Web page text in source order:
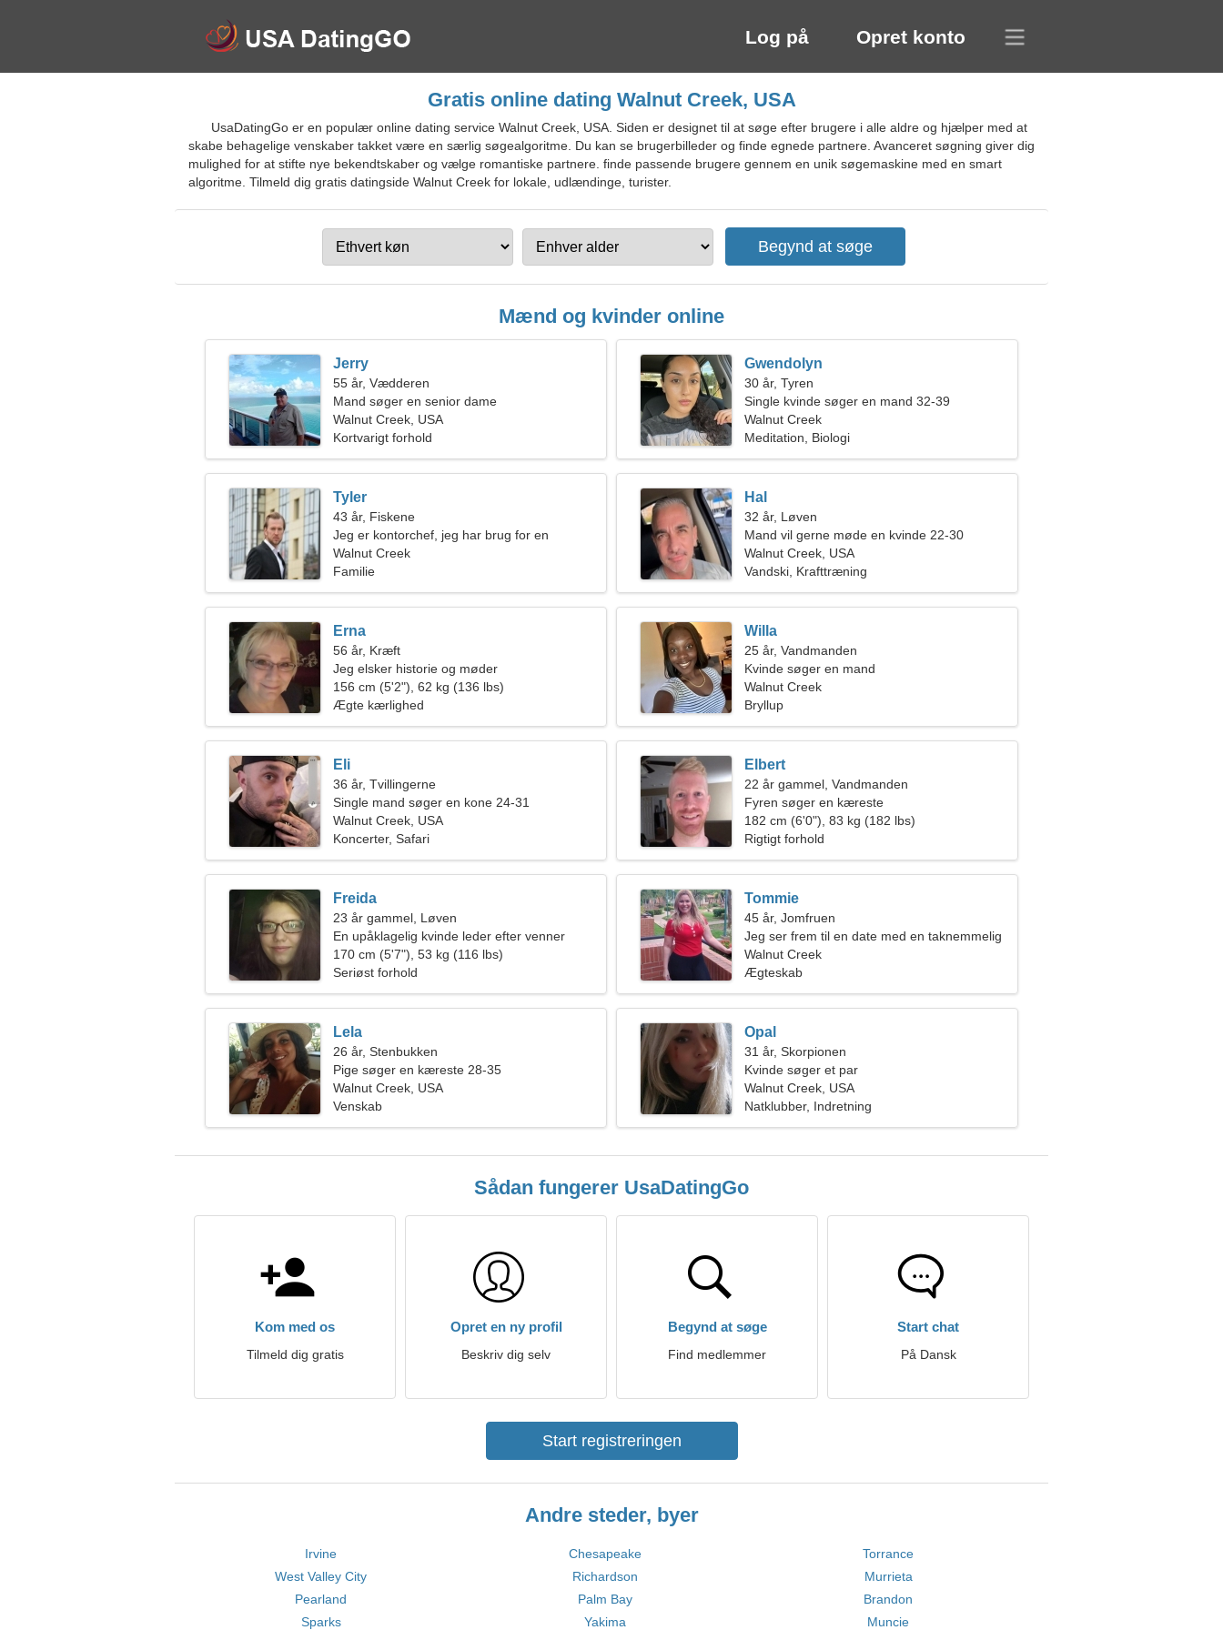
Log på Opret konto
Gratis online dating Walnut Creek, USA
UsaDatingGo er en populær online dating service Walnut Creek, USA. Siden er designet til at søge efter brugere i alle aldre og hjælper med at
skabe behagelige venskaber takket være en særlig søgealgoritme. Du kan se brugerbilleder og finde egnede partnere. Avanceret søgning giver dig
mulighed for at stifte nye bekendtskaber og vælge romantiske partnere. finde passende brugere gennem en unik søgemaskine med en smart
algoritme. Tilmeld dig gratis datingside Walnut Creek for lokale, udlændinge, turister.
Mænd og kvinder online
Jerry
55 år, Vædderen
Mand søger en senior dame
Walnut Creek, USA
Kortvarigt forhold
Gwendolyn
30 år, Tyren
Single kvinde søger en mand 32-39
Walnut Creek
Meditation, Biologi
Tyler
43 år, Fiskene
Jeg er kontorchef, jeg har brug for en
fantastisk kvinde
Walnut Creek
Familie
Hal
32 år, Løven
Mand vil gerne møde en kvinde 22-30
Walnut Creek, USA
Vandski, Krafttræning
Erna
56 år, Kræft
Jeg elsker historie og møder
156 cm (5'2"), 62 kg (136 lbs)
Ægte kærlighed
Willa
25 år, Vandmanden
Kvinde søger en mand
Walnut Creek
Bryllup
Eli
36 år, Tvillingerne
Single mand søger en kone 24-31
Walnut Creek, USA
Koncerter, Safari
Elbert
22 år gammel, Vandmanden
Fyren søger en kæreste
182 cm (6'0"), 83 kg (182 lbs)
Rigtigt forhold
Freida
23 år gammel, Løven
En upåklagelig kvinde leder efter venner
170 cm (5'7"), 53 kg (116 lbs)
Seriøst forhold
Tommie
45 år, Jomfruen
Jeg ser frem til en date med en taknemmelig
mand
Walnut Creek
Ægteskab
Lela
26 år, Stenbukken
Pige søger en kæreste 28-35
Walnut Creek, USA
Venskab
Opal
31 år, Skorpionen
Kvinde søger et par
Walnut Creek, USA
Natklubber, Indretning
Sådan fungerer UsaDatingGo
Kom med os
Tilmeld dig gratis
Opret en ny profil
Beskriv dig selv
Begynd at søge
Find medlemmer
Start chat
På Dansk
Start registreringen
Andre steder, byer
Irvine Chesapeake
Torrance
West Valley City
Richardson
Murrieta
Pearland
Palm Bay
Brandon
Sparks
Yakima Muncie